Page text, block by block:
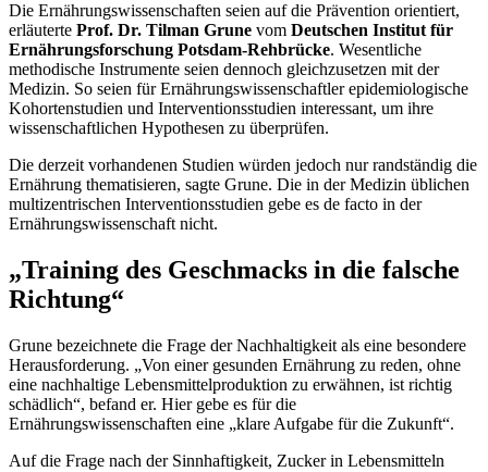
Die Ernährungswissenschaften seien auf die Prävention orientiert,
erläuterte Prof. Dr. Tilman Grune vom Deutschen Institut für
Ernährungsforschung Potsdam-Rehbrücke. Wesentliche
methodische Instrumente seien dennoch gleichzusetzen mit der
Medizin. So seien für Ernährungswissenschaftler epidemiologische
Kohortenstudien und Interventionsstudien interessant, um ihre
wissenschaftlichen Hypothesen zu überprüfen.
Die derzeit vorhandenen Studien würden jedoch nur randständig die
Ernährung thematisieren, sagte Grune. Die in der Medizin üblichen
multizentrischen Interventionsstudien gebe es de facto in der
Ernährungswissenschaft nicht.
„Training des Geschmacks in die falsche
Richtung“
Grune bezeichnete die Frage der Nachhaltigkeit als eine besondere
Herausforderung. „Von einer gesunden Ernährung zu reden, ohne
eine nachhaltige Lebensmittelproduktion zu erwähnen, ist richtig
schädlich“, befand er. Hier gebe es für die
Ernährungswissenschaften eine „klare Aufgabe für die Zukunft“.
Auf die Frage nach der Sinnhaftigkeit, Zucker in Lebensmitteln